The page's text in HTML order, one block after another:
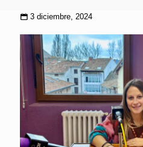
3 diciembre, 2024